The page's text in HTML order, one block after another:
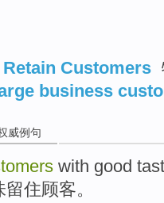
Retain Customers
business
威例句
with good
留住顾客。